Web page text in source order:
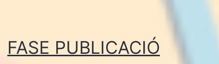
FASE PUBLICACIÓ